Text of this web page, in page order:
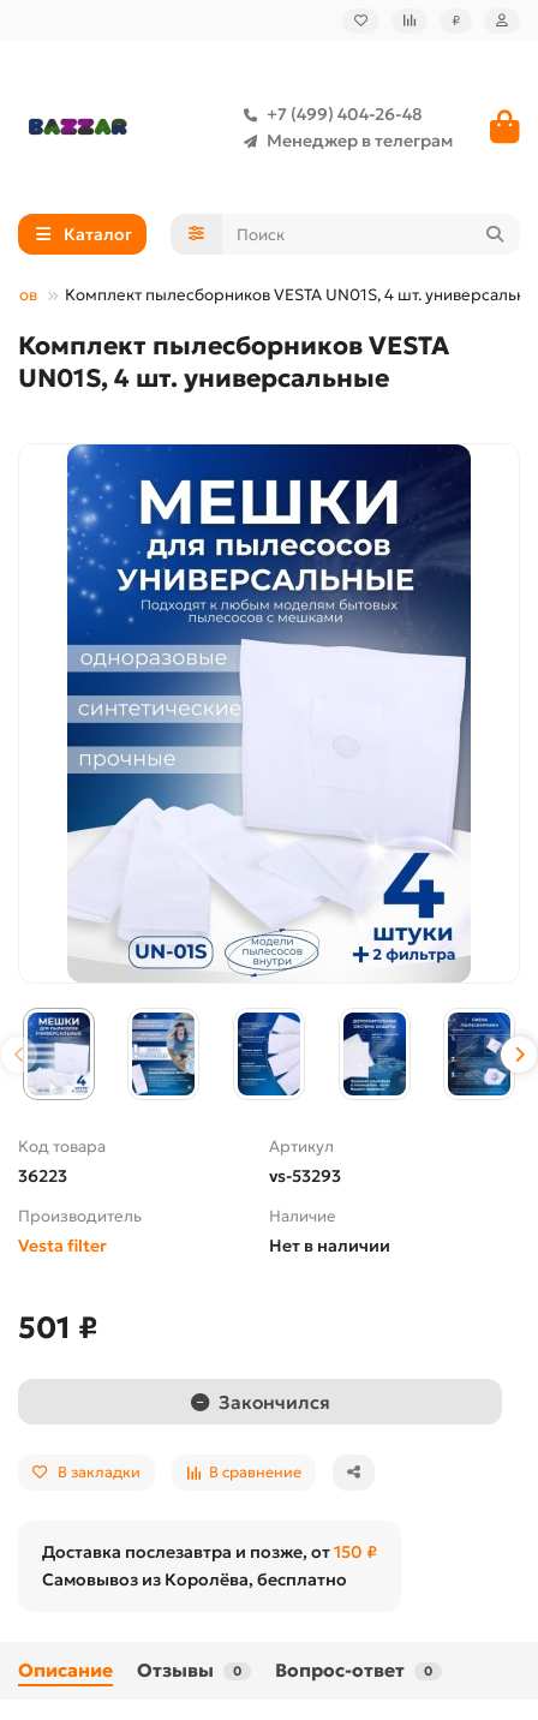
₽
+7 (499) 404-26-48
Менеджер в телеграм
Каталог
Комплект пылесборников VESTA UN01S, 4 шт.
Комплект пылесборников VESTA
UN01S, 4 шт. универсальные
Код товара
36223
Артикул
vs-53293
Производитель
Vesta filter
Наличие
Нет в наличии
501 ₽
Закончился
В закладки В сравнение
Доставка послезавтра и позже, от150 ₽
Самовывоз из Королёва, бесплатно
Описание Отзывы 0 Вопрос-ответ 0